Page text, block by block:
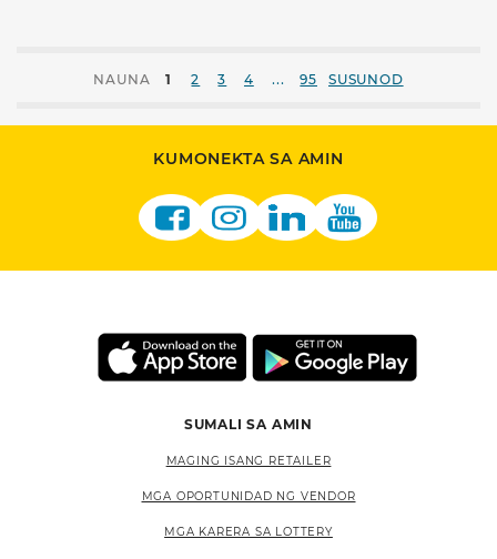
NAUNA 1 2 3 4 ... 95 SUSUNOD
KUMONEKTA SA AMIN
SUMALI SA AMIN
MAGING ISANG RETAILER
MGA OPORTUNIDAD NG VENDOR
MGA KARERA SA LOTTERY